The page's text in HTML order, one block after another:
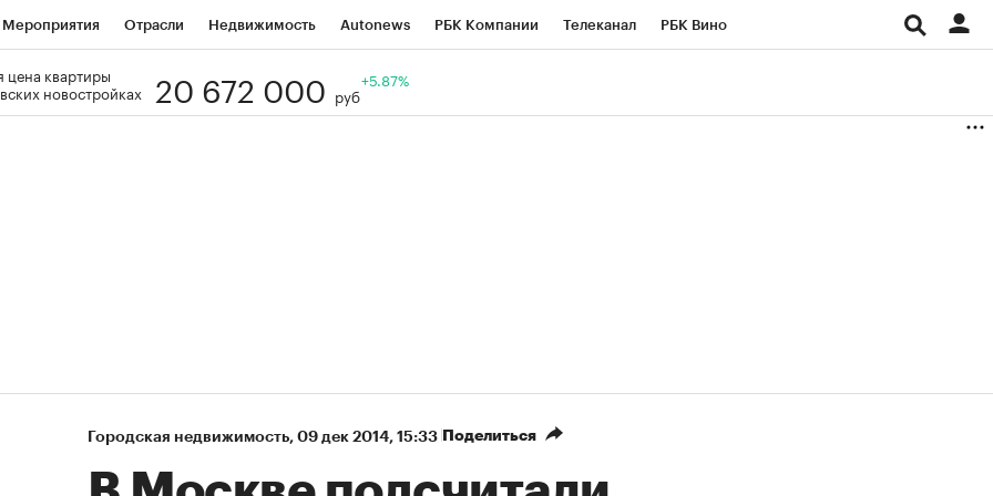
Мероприятия Отрасли Недвижимость Autonews РБК Компании Телеканал РБК Вино
Визионеры
цена квартиры
новостройках
20 672 000 руб
+5.87%
Городская недвижимость⁠, 09 дек 2014, 15:33 Поделиться